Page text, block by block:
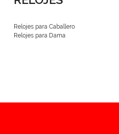
Relojes para Caballero
Relojes para Dama